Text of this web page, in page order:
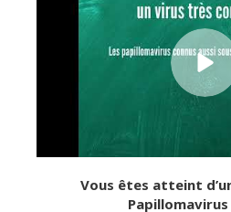
Vous êtes atteint
Papillomavirus